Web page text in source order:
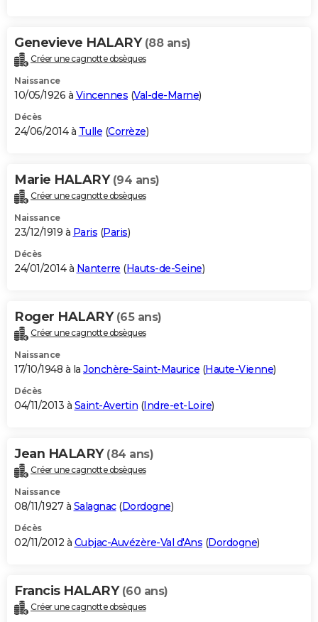
Genevieve HALARY (88 ans)
Créer une cagnotte obsèques
Naissance
10/05/1926 à Vincennes (Val-de-Marne)
Décès
24/06/2014 à Tulle (Corrèze)
Marie HALARY (94 ans)
Créer une cagnotte obsèques
Naissance
23/12/1919 à Paris (Paris)
Décès
24/01/2014 à Nanterre (Hauts-de-Seine)
Roger HALARY (65 ans)
Créer une cagnotte obsèques
Naissance
17/10/1948 à la Jonchère-Saint-Maurice (Haute-Vienne)
Décès
04/11/2013 à Saint-Avertin (Indre-et-Loire)
Jean HALARY (84 ans)
Créer une cagnotte obsèques
Naissance
08/11/1927 à Salagnac(Dordogne)
Décès
02/11/2012 à Cubjac-Auvézère-Val d'Ans (Dordogne)
Francis HALARY (60 ans)
Créer une cagnotte obsèques